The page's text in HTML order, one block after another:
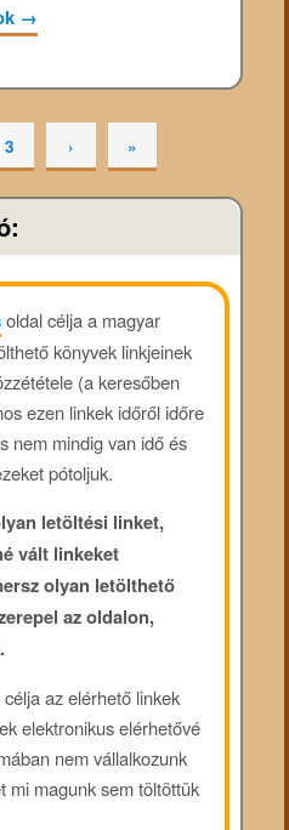
→
3 › »
oldal célja a magyar
könyvek linkjeinek
(a keresőben
ezen linkek időről időre
nem mindig van idő és
pótoljuk.
letöltési linket,
vált linkeket
olyan letölthető
az oldalon,
az elérhető linkek
elektronikus elérhetővé
nem vállalkozunk
mi magunk sem töltöttük